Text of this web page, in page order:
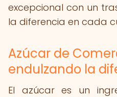
excepcional con un
la diferencia en cada
Azúcar de
endulzando la
El azúcar es un